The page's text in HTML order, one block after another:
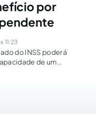
por
11:23
do INSS poderá
de um